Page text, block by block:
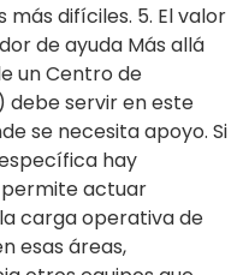
difíciles. 5. El valor
de ayuda Más allá
un Centro de
debe servir en este
se necesita apoyo. Si
hay
actuar
carga operativa de
esas áreas,